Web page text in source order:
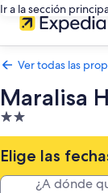
Ir a la sección
Ver todas las
Maralisa
Propiedad
de
2.0
estrellas
Elige las
¿A dónde